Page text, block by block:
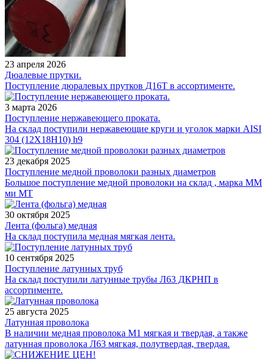
23 апреля 2026
Дюалевые прутки.
Поступление дюралевых прутков Д16Т в ассортименте.
3 марта 2026
Поступление нержавеющего проката.
На склад поступили нержавеющие круги и уголок марки AISI
304 (12Х18Н10) h9
23 декабря 2025
Поступление медной проволоки разных диаметров
Большое поступление медной проволоки на склад , марка ММ
ми МТ
30 октября 2025
Лента (фольга) медная
На склад поступила медная мягкая лента.
10 сентября 2025
Поступление латунных труб
На склад поступили латунные трубы Л63 ДКРНП в
ассортименте.
25 августа 2025
Латунная проволока
В наличии медная проволока М1 мягкая и твердая, а также
латунная проволока Л63 мягкая, полутвердая, твердая.